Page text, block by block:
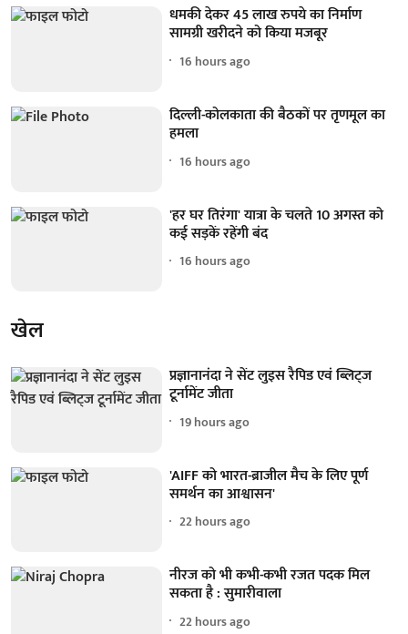
धमकी देकर 45 लाख रुपये का निर्माण
सामग्री खरीदने को किया मजबूर
16 hours ago
दिल्ली-कोलकाता की बैठकों पर तृणमूल का
हमला
16 hours ago
'हर घर तिरंगा' यात्रा के चलते 10 अगस्त को
कई सड़कें रहेंगी बंद
16 hours ago
खेल
प्रज्ञानानंदा ने सेंट लुइस रैपिड एवं ब्लिट्ज
टूर्नामेंट जीता
19 hours ago
'AIFF को भारत-ब्राजील मैच के लिए पूर्ण
समर्थन का आश्वासन'
22 hours ago
नीरज को भी कभी-कभी रजत पदक मिल
सकता है : सुमारीवाला
22 hours ago